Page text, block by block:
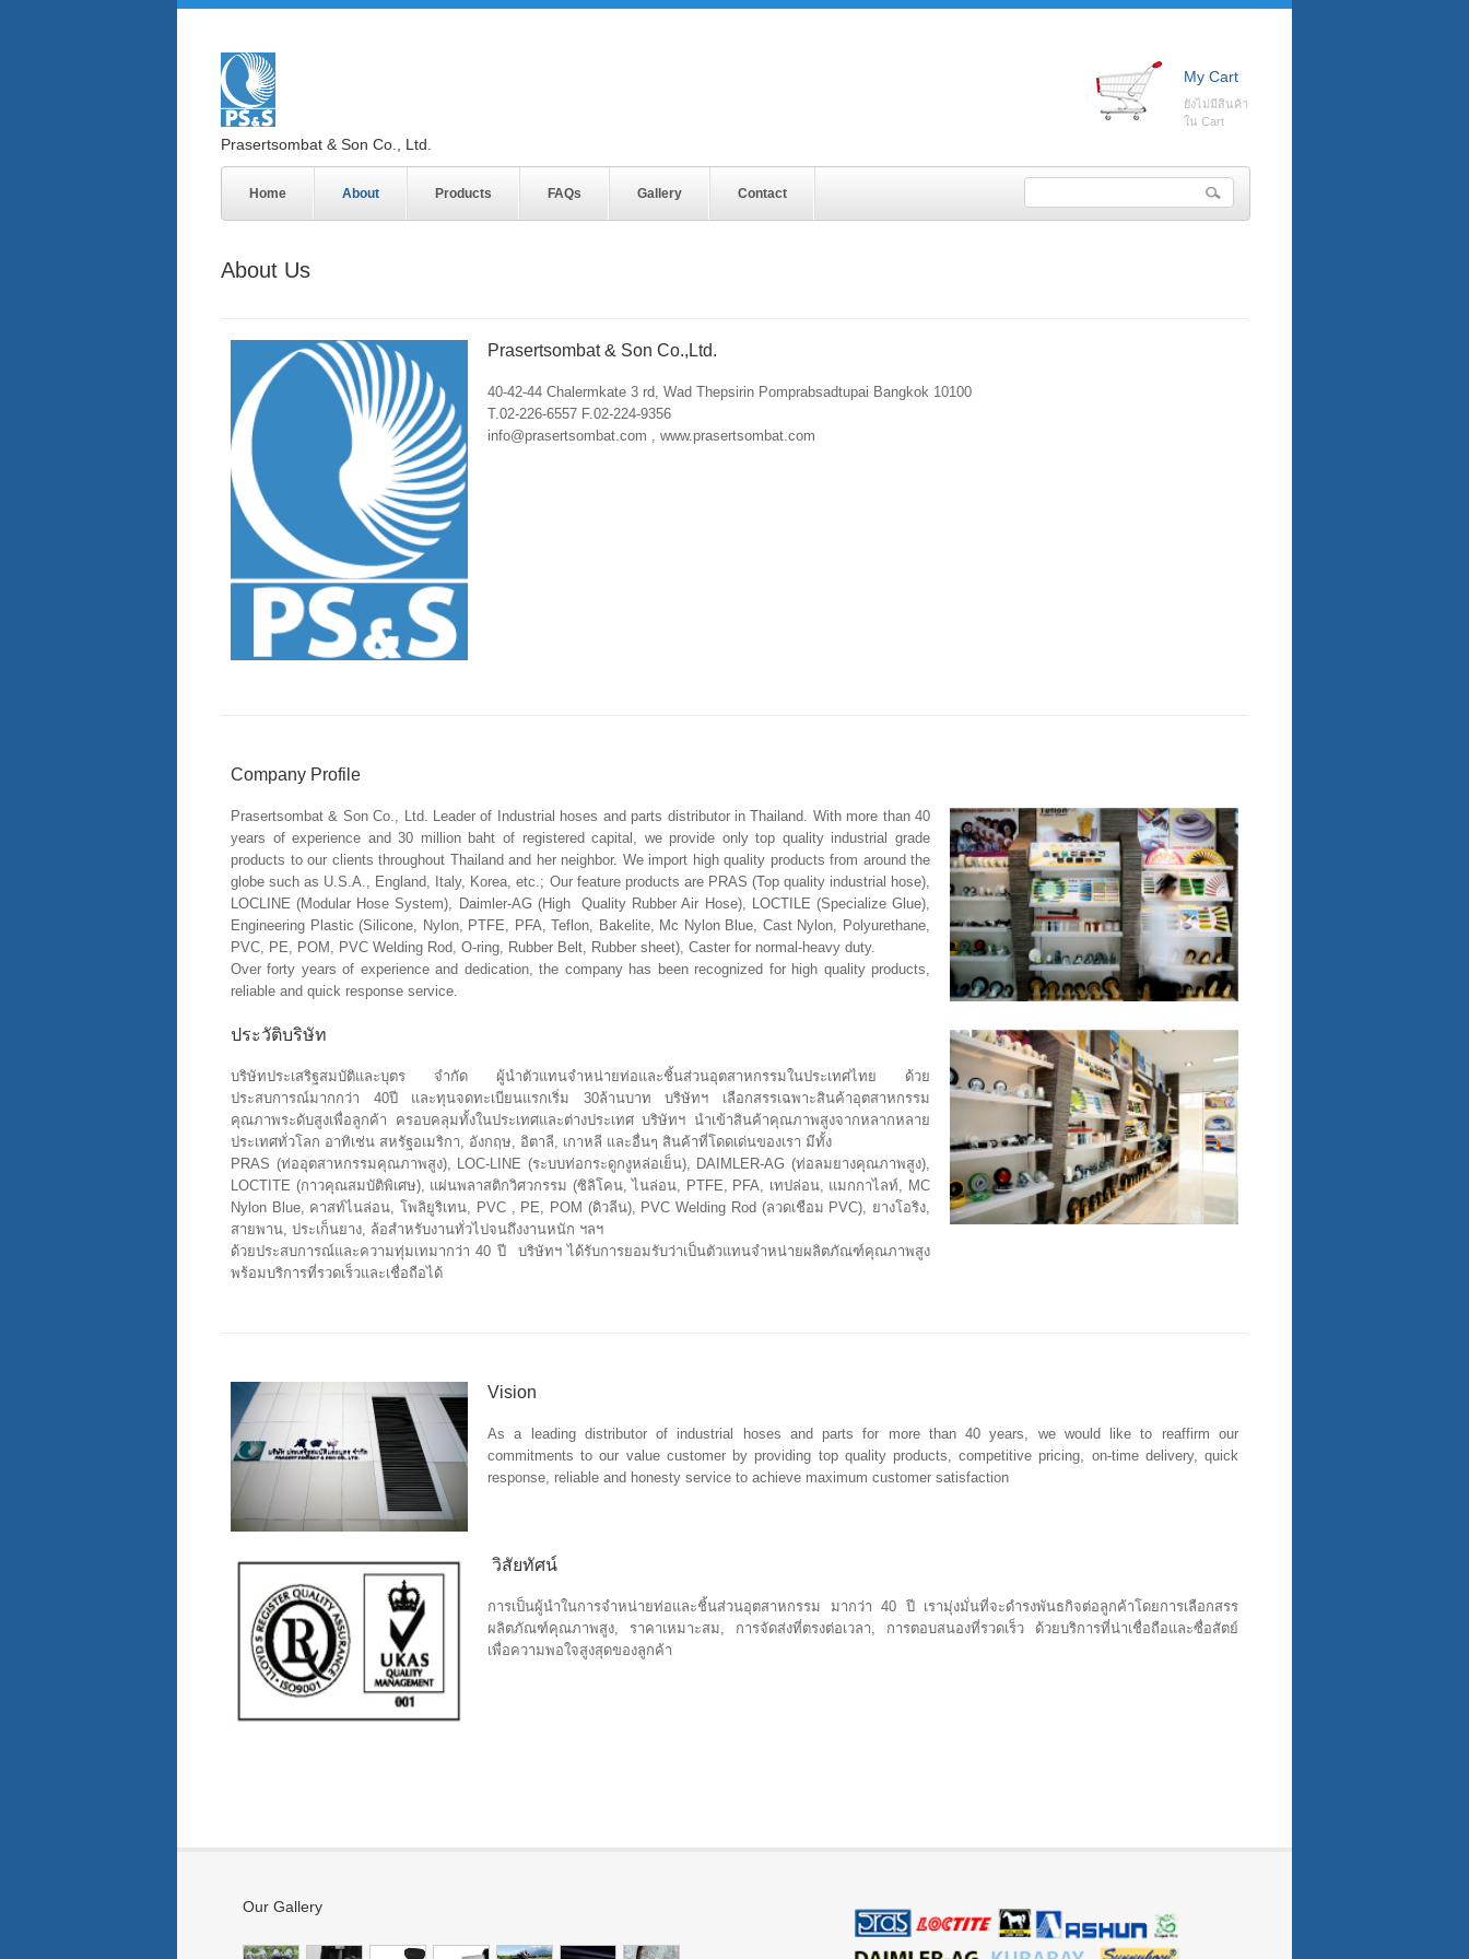
Prasertsombat & Son Co., Ltd.
My Cart
ยังไม่มีสินค้า
ใน Cart
Home About Products FAQs Gallery Contact
About Us
Prasertsombat & Son Co.,Ltd.
40-42-44 Chalermkate 3 rd, Wad Thepsirin Pomprabsadtupai Bangkok 10100
T.02-226-6557 F.02-224-9356
info@prasertsombat.com , www.prasertsombat.com
Company Profile
Prasertsombat & Son Co., Ltd. Leader of Industrial hoses and parts distributor in Thailand. With more than 40
years of experience and 30 million baht of registered capital, we provide only top quality industrial grade
products to our clients throughout Thailand and her neighbor. We import high quality products from around the
globe such as U.S.A., England, Italy, Korea, etc.; Our feature products are PRAS (Top quality industrial hose),
LOCLINE (Modular Hose System), Daimler-AG (High Quality Rubber Air Hose), LOCTILE (Specialize Glue),
Engineering Plastic (Silicone, Nylon, PTFE, PFA, Teflon, Bakelite, Mc Nylon Blue, Cast Nylon, Polyurethane,
PVC, PE, POM, PVC Welding Rod, O-ring, Rubber Belt, Rubber sheet), Caster for normal-heavy duty.
Over forty years of experience and dedication, the company has been recognized for high quality products,
reliable and quick response service.
ประวัติบริษัท
บริษัทประเสริฐสมบัติและบุตร จำกัด ผู้นำตัวแทนจำหน่ายท่อและชิ้นส่วนอุตสาหกรรมในประเทศไทย ด้วย
ประสบการณ์มากกว่า 40ปี และทุนจดทะเบียนแรกเริ่ม 30ล้านบาท บริษัทฯ เลือกสรรเฉพาะสินค้าอุตสาหกรรม
คุณภาพระดับสูงเพื่อลูกค้า ครอบคลุมทั้งในประเทศและต่างประเทศ บริษัทฯ นำเข้าสินค้าคุณภาพสูงจากหลากหลาย
ประเทศทั่วโลก อาทิเช่น สหรัฐอเมริกา, อังกฤษ, อิตาลี, เกาหลี และอื่นๆ สินค้าที่โดดเด่นของเรา มีทั้ง
PRAS (ท่ออุตสาหกรรมคุณภาพสูง), LOC-LINE (ระบบท่อกระดูกงูหล่อเย็น), DAIMLER-AG (ท่อลมยางคุณภาพสูง),
LOCTITE (กาวคุณสมบัติพิเศษ), แผ่นพลาสติกวิศวกรรม (ซิลิโคน, ไนล่อน, PTFE, PFA, เทปล่อน, แมกกาไลท์, MC
Nylon Blue, คาสท์ไนล่อน, โพลิยูริเทน, PVC , PE, POM (ดิวลีน), PVC Welding Rod (ลวดเชือม PVC), ยางโอริง,
สายพาน, ประเก็นยาง, ล้อสำหรับงานทั่วไปจนถึงงานหนัก ฯลฯ
ด้วยประสบการณ์และความทุ่มเทมากว่า 40 ปี บริษัทฯ ได้รับการยอมรับว่าเป็นตัวแทนจำหน่ายผลิตภัณฑ์คุณภาพสูง
พร้อมบริการที่รวดเร็วและเชื่อถือได้
Vision
As a leading distributor of industrial hoses and parts for more than 40 years, we would like to reaffirm our
commitments to our value customer by providing top quality products, competitive pricing, on-time delivery, quick
response, reliable and honesty service to achieve maximum customer satisfaction
วิสัยทัศน์
การเป็นผู้นำในการจำหน่ายท่อและชิ้นส่วนอุตสาหกรรม มากว่า 40 ปี เรามุ่งมั่นที่จะดำรงพันธกิจต่อลูกค้าโดยการเลือกสรร
ผลิตภัณฑ์คุณภาพสูง, ราคาเหมาะสม, การจัดส่งที่ตรงต่อเวลา, การตอบสนองที่รวดเร็ว ด้วยบริการที่น่าเชื่อถือและซื่อสัตย์
เพื่อความพอใจสูงสุดของลูกค้า
Our Gallery